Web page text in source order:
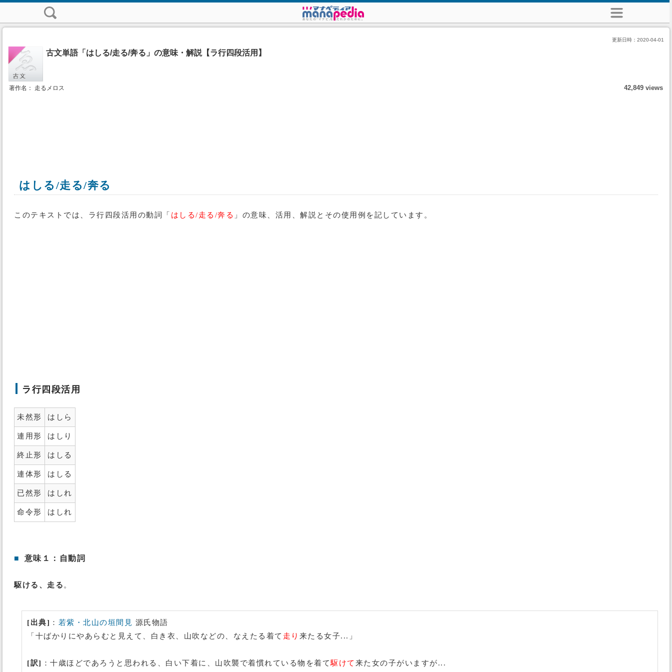
更新日時： 2020-04-01
古文単語「はしる/走る/奔る」の意味・解説【ラ行四段活用】
著作名： 走るメロス 42,849 views
はしる/走る/奔る
このテキストでは、ラ行四段活用の動詞「 はしる/走る/奔る 」の意味、活用、解説とその使用例を記しています。
ラ行四段活用
未然形 はしら
連用形 はしり
終止形 はしる
連体形 はしる
已然形 はしれ
命令形 はしれ
■ 意味１：自動詞
駆ける、走る 。
[出典] ： 若紫・北山の垣間見 源氏物語
「十ばかりにやあらむと見えて、白き衣、山吹などの、なえたる着て 走り 来たる女子...」
[訳] ：十歳ほどであろうと思われる、白い下着に、山吹襲で着慣れている物を着て駆けて 来た女の子がいますが...